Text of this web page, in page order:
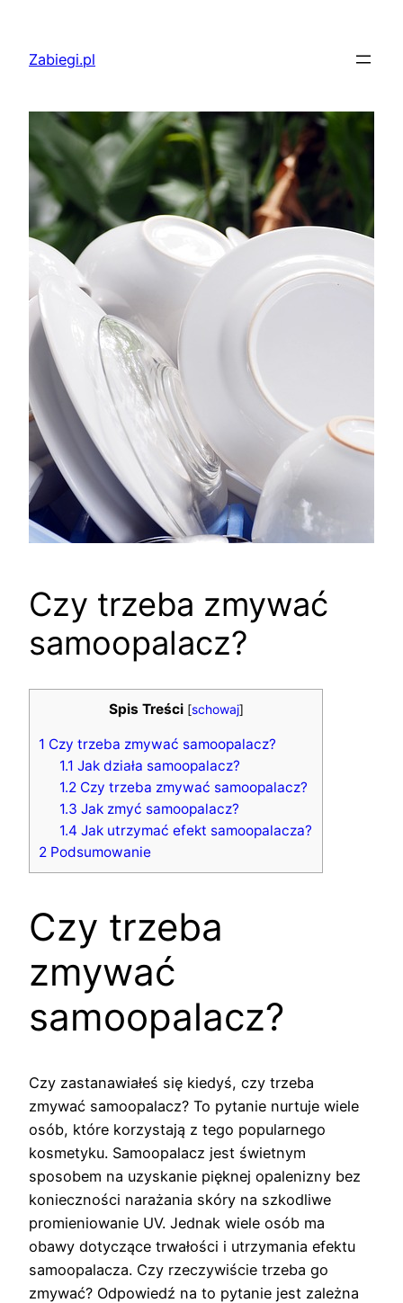
treściZabiegi.pl
Czy trzeba zmywać
samoopalacz?
Spis Treści [schowaj]
1 Czy trzeba zmywać samoopalacz?
1.1 Jak działa samoopalacz?
1.2 Czy trzeba zmywać samoopalacz?
1.3 Jak zmyć samoopalacz?
1.4 Jak utrzymać efekt samoopalacza?
2 Podsumowanie
Czy trzeba
zmywać
samoopalacz?
Czy zastanawiałeś się kiedyś, czy trzeba
zmywać samoopalacz? To pytanie nurtuje wiele
osób, które korzystają z tego popularnego
kosmetyku. Samoopalacz jest świetnym
sposobem na uzyskanie pięknej opalenizny bez
konieczności narażania skóry na szkodliwe
promieniowanie UV. Jednak wiele osób ma
obawy dotyczące trwałości i utrzymania efektu
samoopalacza. Czy rzeczywiście trzeba go
zmywać? Odpowiedź na to pytanie jest zależna